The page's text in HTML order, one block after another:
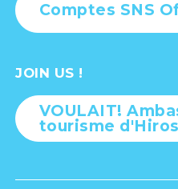
Comptes SNS
JOIN US !
VOULAIT!
tourisme